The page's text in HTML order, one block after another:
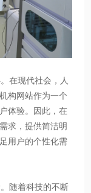
在现代社会，人
构网站作为一个
。因此，在
，提供简洁明
用户的个性化需
。随着科技的不断